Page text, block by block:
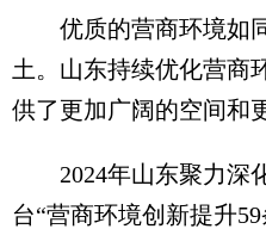
优质的营商环境如同
土。山东持续优化营商
供了更加广阔的空间和
2024年山东聚力深化
台“营商环境创新提升